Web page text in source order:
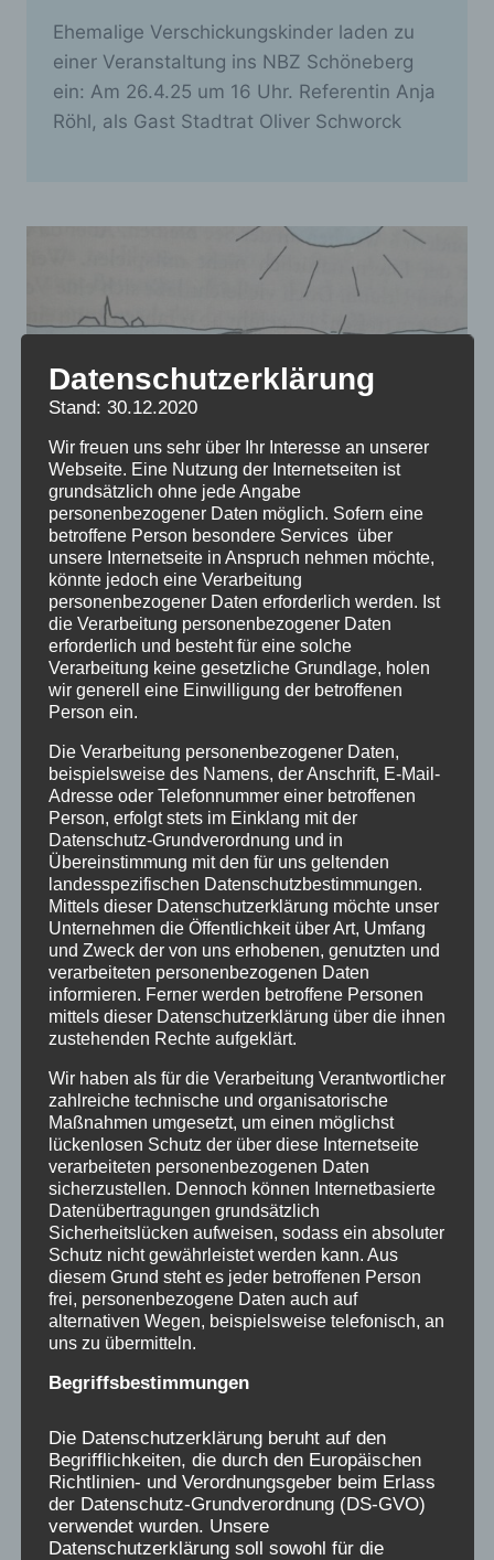
Ehemalige Verschickungskinder laden zu
einer Veranstaltung ins NBZ Schöneberg
ein: Am 26.4.25 um 16 Uhr. Referentin Anja
Röhl, als Gast Stadtrat Oliver Schworck
Leid statt Erholung –
Verschickungskinder
fordern Aufarbeitung
Artikel in den Lübecker Nachrichten zum
Uwe Rüddenklau spricht
über das Schicksal von
Verschickungskindern:
„Es war für mich als Kind
grausam“
Es war für mich als Kind grausam: Uwe
Verschickungszeit und von seiner Arbeit als
Vorsitzender der Initiative
Verschickungskinder e.V.
Datenschutzerklärung
Stand: 30.12.2020
Wir freuen uns sehr über Ihr Interesse an unserer
Webseite. Eine Nutzung der Internetseiten ist
grundsätzlich ohne jede Angabe
personenbezogener Daten möglich. Sofern eine
betroffene Person besondere Services über
unsere Internetseite in Anspruch nehmen möchte,
könnte jedoch eine Verarbeitung
personenbezogener Daten erforderlich werden. Ist
die Verarbeitung personenbezogener Daten
erforderlich und besteht für eine solche
Verarbeitung keine gesetzliche Grundlage, holen
wir generell eine Einwilligung der betroffenen
Person ein.
Die Verarbeitung personenbezogener Daten,
beispielsweise des Namens, der Anschrift, E-Mail-
Adresse oder Telefonnummer einer betroffenen
Person, erfolgt stets im Einklang mit der
Datenschutz-Grundverordnung und in
Übereinstimmung mit den für uns geltenden
landesspezifischen Datenschutzbestimmungen.
Mittels dieser Datenschutzerklärung möchte unser
Unternehmen die Öffentlichkeit über Art, Umfang
und Zweck der von uns erhobenen, genutzten und
verarbeiteten personenbezogenen Daten
informieren. Ferner werden betroffene Personen
mittels dieser Datenschutzerklärung über die ihnen
zustehenden Rechte aufgeklärt.
Wir haben als für die Verarbeitung Verantwortlicher
zahlreiche technische und organisatorische
Maßnahmen umgesetzt, um einen möglichst
lückenlosen Schutz der über diese Internetseite
verarbeiteten personenbezogenen Daten
sicherzustellen. Dennoch können Internetbasierte
Datenübertragungen grundsätzlich
Sicherheitslücken aufweisen, sodass ein absoluter
Schutz nicht gewährleistet werden kann. Aus
diesem Grund steht es jeder betroffenen Person
frei, personenbezogene Daten auch auf
alternativen Wegen, beispielsweise telefonisch, an
uns zu übermitteln.
Begriffsbestimmungen
Die Datenschutzerklärung beruht auf den
Begrifflichkeiten, die durch den Europäischen
Richtlinien- und Verordnungsgeber beim Erlass
der Datenschutz-Grundverordnung (DS-GVO)
verwendet wurden. Unsere
Datenschutzerklärung soll sowohl für die